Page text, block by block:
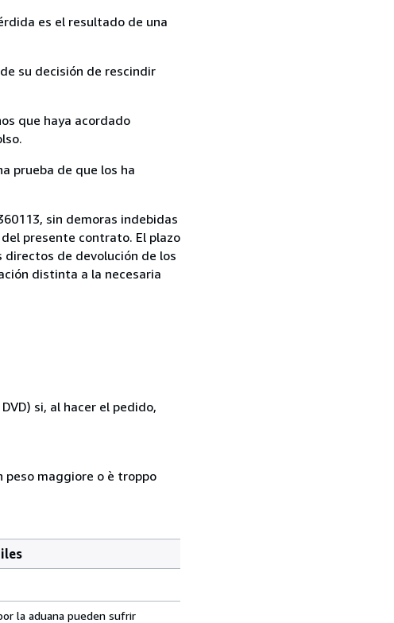
es el resultado de una
su decisión de rescindir
que haya acordado
prueba de que los ha
sin demoras indebidas
presente contrato. El plazo
directos de devolución de los
distinta a la necesaria
si, al hacer el pedido,
peso maggiore o è troppo
la aduana pueden sufrir